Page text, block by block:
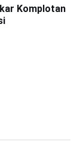
Komplotan